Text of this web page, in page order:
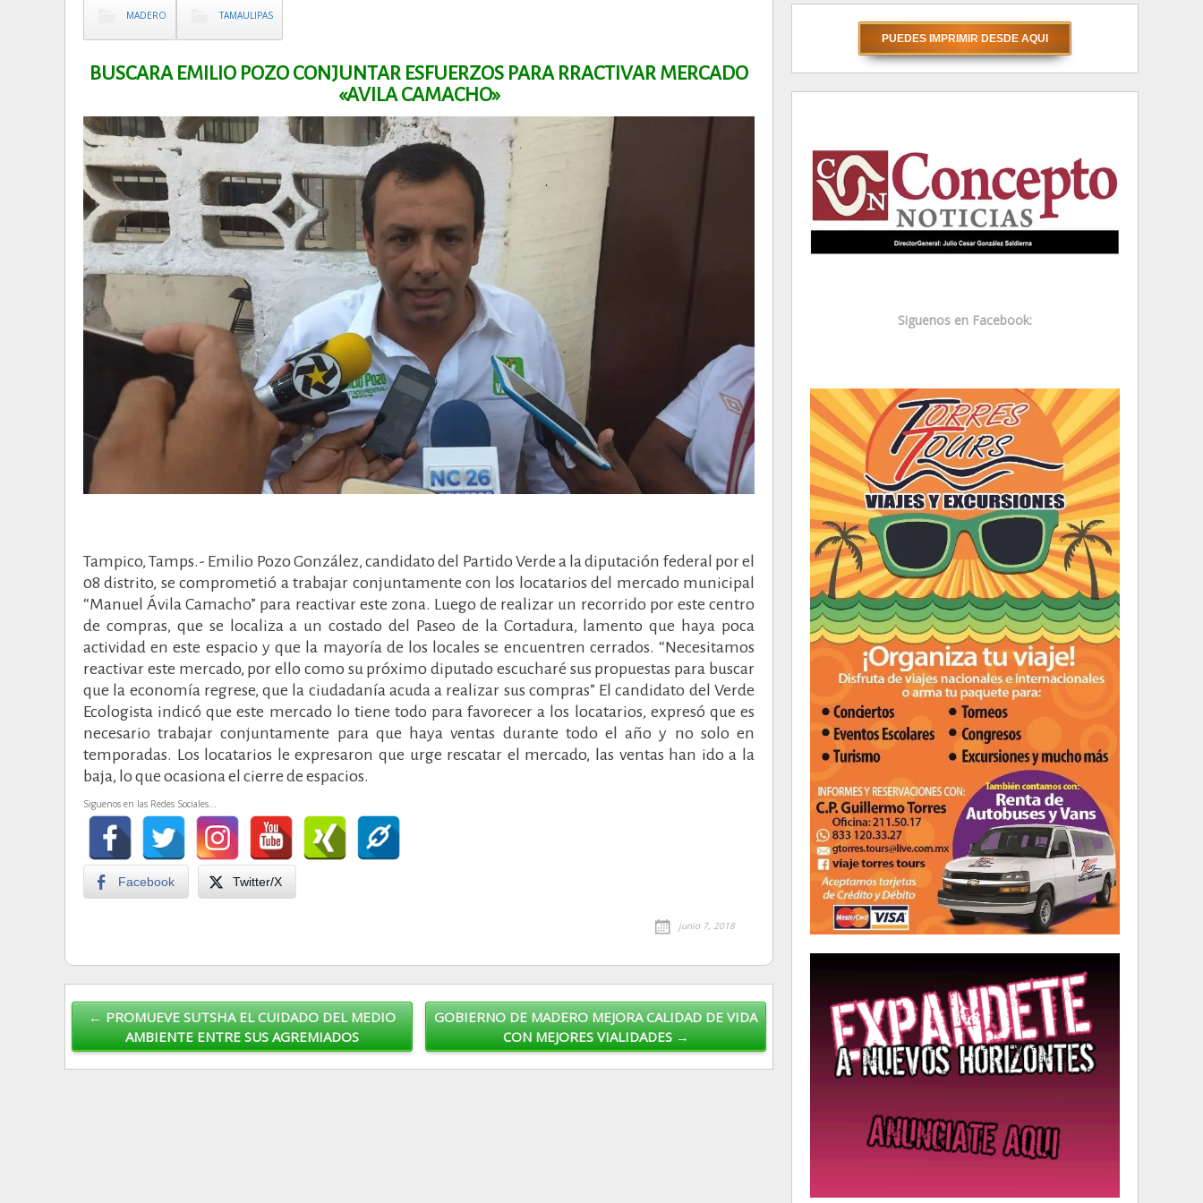
MADERO TAMAULIPAS
BUSCARA EMILIO POZO CONJUNTAR ESFUERZOS PARA RRACTIVAR MERCADO
«AVILA CAMACHO»
Tampico, Tamps.- Emilio Pozo González, candidato del Partido Verde a la diputación federal por el
08 distrito, se comprometió a trabajar conjuntamente con los locatarios del mercado municipal
“Manuel Ávila Camacho” para reactivar este zona. Luego de realizar un recorrido por este centro
de compras, que se localiza a un costado del Paseo de la Cortadura, lamento que haya poca
actividad en este espacio y que la mayoría de los locales se encuentren cerrados. “Necesitamos
reactivar este mercado, por ello como su próximo diputado escucharé sus propuestas para buscar
que la economía regrese, que la ciudadanía acuda a realizar sus compras” El candidato del Verde
Ecologista indicó que este mercado lo tiene todo para favorecer a los locatarios, expresó que es
necesario trabajar conjuntamente para que haya ventas durante todo el año y no solo en
temporadas. Los locatarios le expresaron que urge rescatar el mercado, las ventas han ido a la
baja, lo que ocasiona el cierre de espacios.
Siguenos en las Redes Sociales...
Facebook Twitter/X
junio 7, 2018
GOBIERNO DE MADERO MEJORA CALIDAD DE VIDA
CON MEJORES VIALIDADES →
← PROMUEVE SUTSHA EL CUIDADO DEL MEDIO
AMBIENTE ENTRE SUS AGREMIADOS
Siguenos en Facebook: